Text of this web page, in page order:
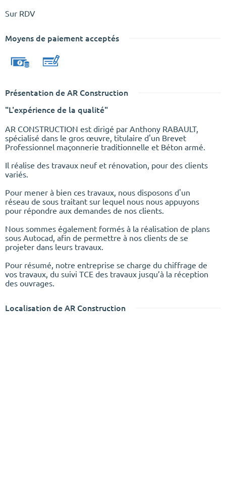
Sur RDV
Moyens de paiement acceptés
Présentation de AR Construction
"L'expérience de la qualité"
AR CONSTRUCTION est dirigé par Anthony RABAULT,
spécialisé dans le gros œuvre, titulaire d'un Brevet
Professionnel maçonnerie traditionnelle et Béton armé.
Il réalise des travaux neuf et rénovation, pour des clients
variés.
Pour mener à bien ces travaux, nous disposons d'un
réseau de sous traitant sur lequel nous nous appuyons
pour répondre aux demandes de nos clients.
Nous sommes également formés à la réalisation de plans
sous Autocad, afin de permettre à nos clients de se
projeter dans leurs travaux.
Pour résumé, notre entreprise se charge du chiffrage de
vos travaux, du suivi TCE des travaux jusqu’à la réception
des ouvrages.
Localisation de AR Construction